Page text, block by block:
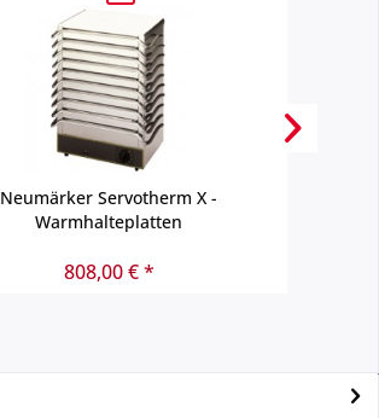
Neumärker Servotherm X -
Warmhalteplatten
808,00 € *